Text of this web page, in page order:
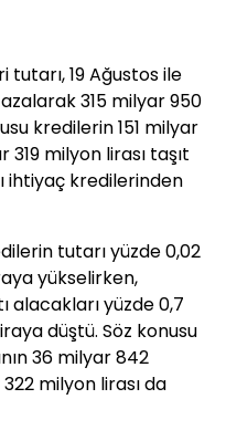
19 Ağustos ile
315 milyar 950
kredilerin 151 milyar
milyon lirası taşıt
ihtiyaç kredilerinden
tutarı yüzde 0,02
yükselirken,
alacakları yüzde 0,7
düştü. Söz konusu
36 milyar 842
milyon lirası da